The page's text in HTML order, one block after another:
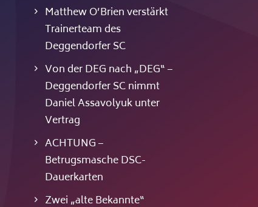
Matthew O’Brien verstärkt
Trainerteam des
Deggendorfer SC
Von der DEG nach „DEG“ –
Deggendorfer SC nimmt
Daniel Assavolyuk unter
Vertrag
ACHTUNG –
Betrugsmasche DSC-
Dauerkarten
Zwei „alte Bekannte“